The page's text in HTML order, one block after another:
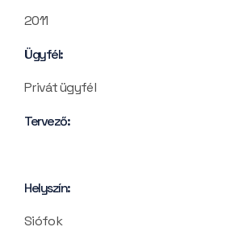
2011
Ügyfél:
Privát ügyfél
Tervező:
Helyszín:
Siófok